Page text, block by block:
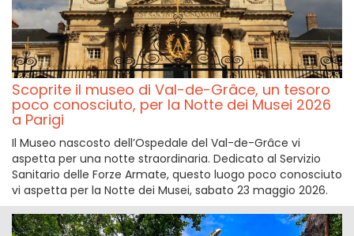
Scoprite il museo di Val-de-Grâce, un tesoro
poco conosciuto, per la Notte dei Musei 2026
a Parigi
Il Museo nascosto dell’Ospedale del Val-de-Grâce vi
aspetta per una notte straordinaria. Dedicato al Servizio
Sanitario delle Forze Armate, questo luogo poco conosciuto
vi aspetta per la Notte dei Musei, sabato 23 maggio 2026.